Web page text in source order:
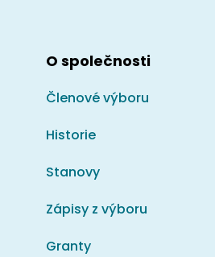
O společnosti
Členové výboru
Historie
Stanovy
Zápisy z výboru
Granty